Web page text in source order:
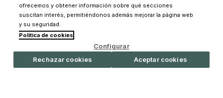
© 2026 Pinpi - Todos los derechos reservados
ofrecemos y obtener información sobre qué secciones
suscitan interés, permitiéndonos además mejorar la página web
y su seguridad.
Política de cookies
Configurar
Rechazar cookies
Aceptar cookies